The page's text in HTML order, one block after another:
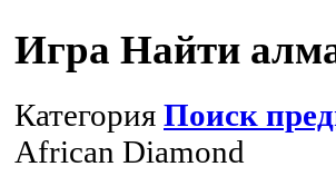
Игра Найти
Категория Поиск
African Diamond